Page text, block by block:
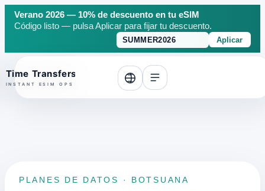
Verano 2026 — 10% de descuento en tu eSIM
Código listo — pulsa Aplicar para fijar tu descuento.
Aplicar
top
PLANES DE DATOS · BOTSUANA